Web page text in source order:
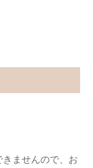
ませんので、お